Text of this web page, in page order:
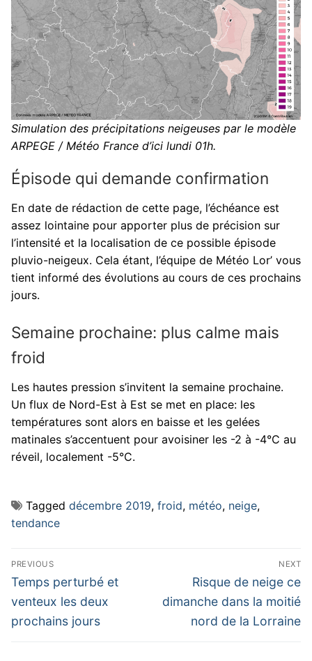
Simulation des précipitations neigeuses par le modèle
ARPEGE / Météo France d’ici lundi 01h.
Épisode qui demande confirmation
En date de rédaction de cette page, l’échéance est
assez lointaine pour apporter plus de précision sur
l’intensité et la localisation de ce possible épisode
pluvio-neigeux. Cela étant, l’équipe de Météo Lor’ vous
tient informé des évolutions au cours de ces prochains
jours.
Semaine prochaine: plus calme mais
froid
Les hautes pression s’invitent la semaine prochaine.
Un flux de Nord-Est à Est se met en place: les
températures sont alors en baisse et les gelées
matinales s’accentuent pour avoisiner les -2 à -4°C au
réveil, localement -5°C.
Tagged décembre 2019, froid, météo, neige,
tendance
Navigation
de
l’article
PREVIOUS
Previous
post:
Temps perturbé et
venteux les deux
prochains jours
NEXT
Next
post:
Risque de neige ce
dimanche dans la moitié
nord de la Lorraine